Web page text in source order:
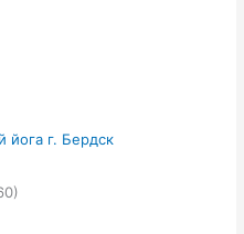
йога г. Бердск